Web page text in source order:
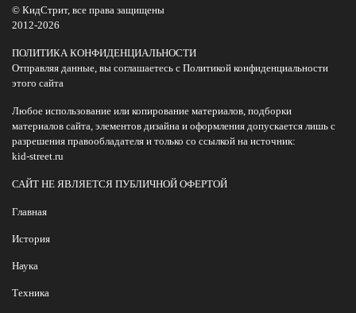
© КидСтрит, все права защищены
2012-2026
ПОЛИТИКА КОНФИДЕНЦИАЛЬНОСТИ
Отправляя данные, вы соглашаетесь с Политикой конфиденциальности
этого сайта
Любое использование или копирование материалов, подборки
материалов сайта, элементов дизайна и оформления допускается лишь с
разрешения правообладателя и только со ссылкой на источник:
kid-street.ru
САЙТ НЕ ЯВЛЯЕТСЯ ПУБЛИЧНОЙ ОФЕРТОЙ
Главная
История
Наука
Техника